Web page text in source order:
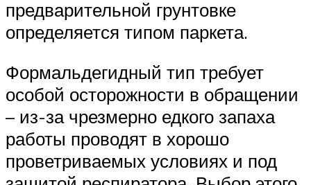
предварительной грунтовке
определяется типом паркета.
Формальдегидный тип требует
особой осторожности в обращении
– из-за чрезмерно едкого запаха
работы проводят в хорошо
проветриваемых условиях и под